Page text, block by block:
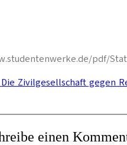
pdf/
Die Zivilgesellschaft gegen
einen